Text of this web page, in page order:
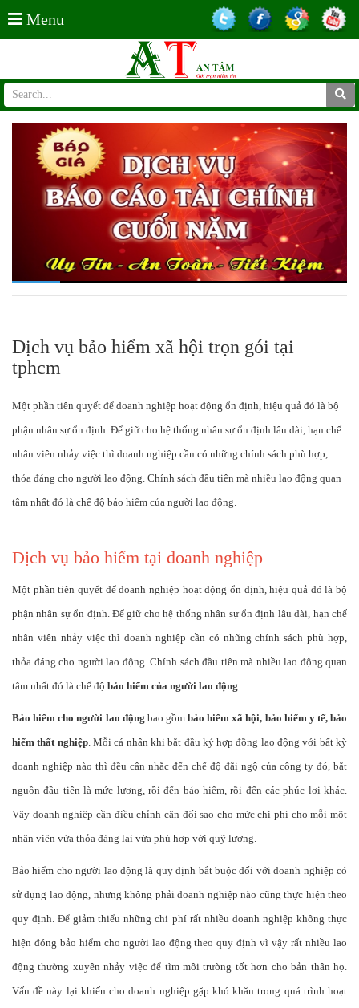
Menu
Dịch vụ bảo hiểm xã hội trọn gói tại
tphcm
Một phần tiên quyết để doanh nghiệp hoạt động ổn định, hiệu quả đó là bộ
phận nhân sự ổn định. Để giữ cho hệ thống nhân sự ổn định lâu dài, hạn chế
nhân viên nhảy việc thì doanh nghiệp cần có những chính sách phù hợp,
thỏa đáng cho người lao động. Chính sách đầu tiên mà nhiều lao động quan
tâm nhất đó là chế độ bảo hiểm của người lao động.
Dịch vụ bảo hiểm tại doanh nghiệp
Một phần tiên quyết để doanh nghiệp hoạt động ổn định, hiệu quả đó là bộ
phận nhân sự ổn định. Để giữ cho hệ thống nhân sự ổn định lâu dài, hạn chế
nhân viên nhảy việc thì doanh nghiệp cần có những chính sách phù hợp,
thỏa đáng cho người lao động. Chính sách đầu tiên mà nhiều lao động quan
tâm nhất đó là chế độ bảo hiểm của người lao động
Bảo hiểm cho người lao động bao gồm bảo hiểm xã hội, bảo hiểm y tế, bảo
hiểm thất nghiệp. Mỗi cá nhân khi bắt đầu ký hợp đồng lao động với bất kỳ
doanh nghiệp nào thì đều cân nhắc đến chế độ đãi ngộ của công ty đó, bắt
nguồn đầu tiên là mức lương, rồi đến bảo hiểm, rồi đến các phúc lợi khác.
Vậy doanh nghiệp cần điều chỉnh cân đối sao cho mức chi phí cho mỗi một
nhân viên vừa thỏa đáng lại vừa phù hợp với quỹ lương.
Bảo hiểm cho người lao động là quy định bắt buộc đối với doanh nghiệp có
sử dụng lao động, nhưng không phải doanh nghiệp nào cũng thực hiện theo
quy định. Để giảm thiểu những chi phí rất nhiều doanh nghiệp không thực
hiện đóng bảo hiểm cho người lao động theo quy định vì vậy rất nhiều lao
động thường xuyên nhảy việc để tìm môi trường tốt hơn cho bản thân họ.
Vấn đề này lại khiến cho doanh nghiệp gặp khó khăn trong quá trình hoạt